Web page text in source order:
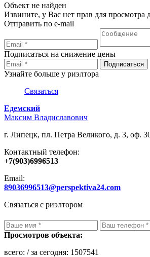
Объект не найден
Извините, у Вас нет прав для просмотра
Отправить по e-mail
Подписаться на снижение цены
Узнайте больше у риэлтора
Связаться
Едемский
Максим Владиславович
г. Липецк, пл. Петра Великого, д. 3, оф.
Контактный телефон:
+7(903)6996513
Email:
89036996513@perspektiva24.com
Связаться с риэлтором
Просмотров объекта:
всего: / за сегодня: 1507541